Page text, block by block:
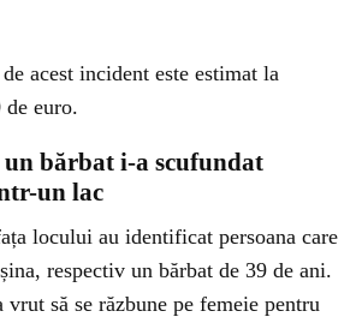
acest incident este estimat la
euro.
bărbat i-a scufundat
un lac
locului au identificat persoana care
respectiv un bărbat de 39 de ani.
să se răzbune pe femeie pentru